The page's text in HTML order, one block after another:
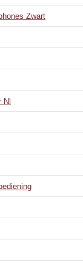
Zwart